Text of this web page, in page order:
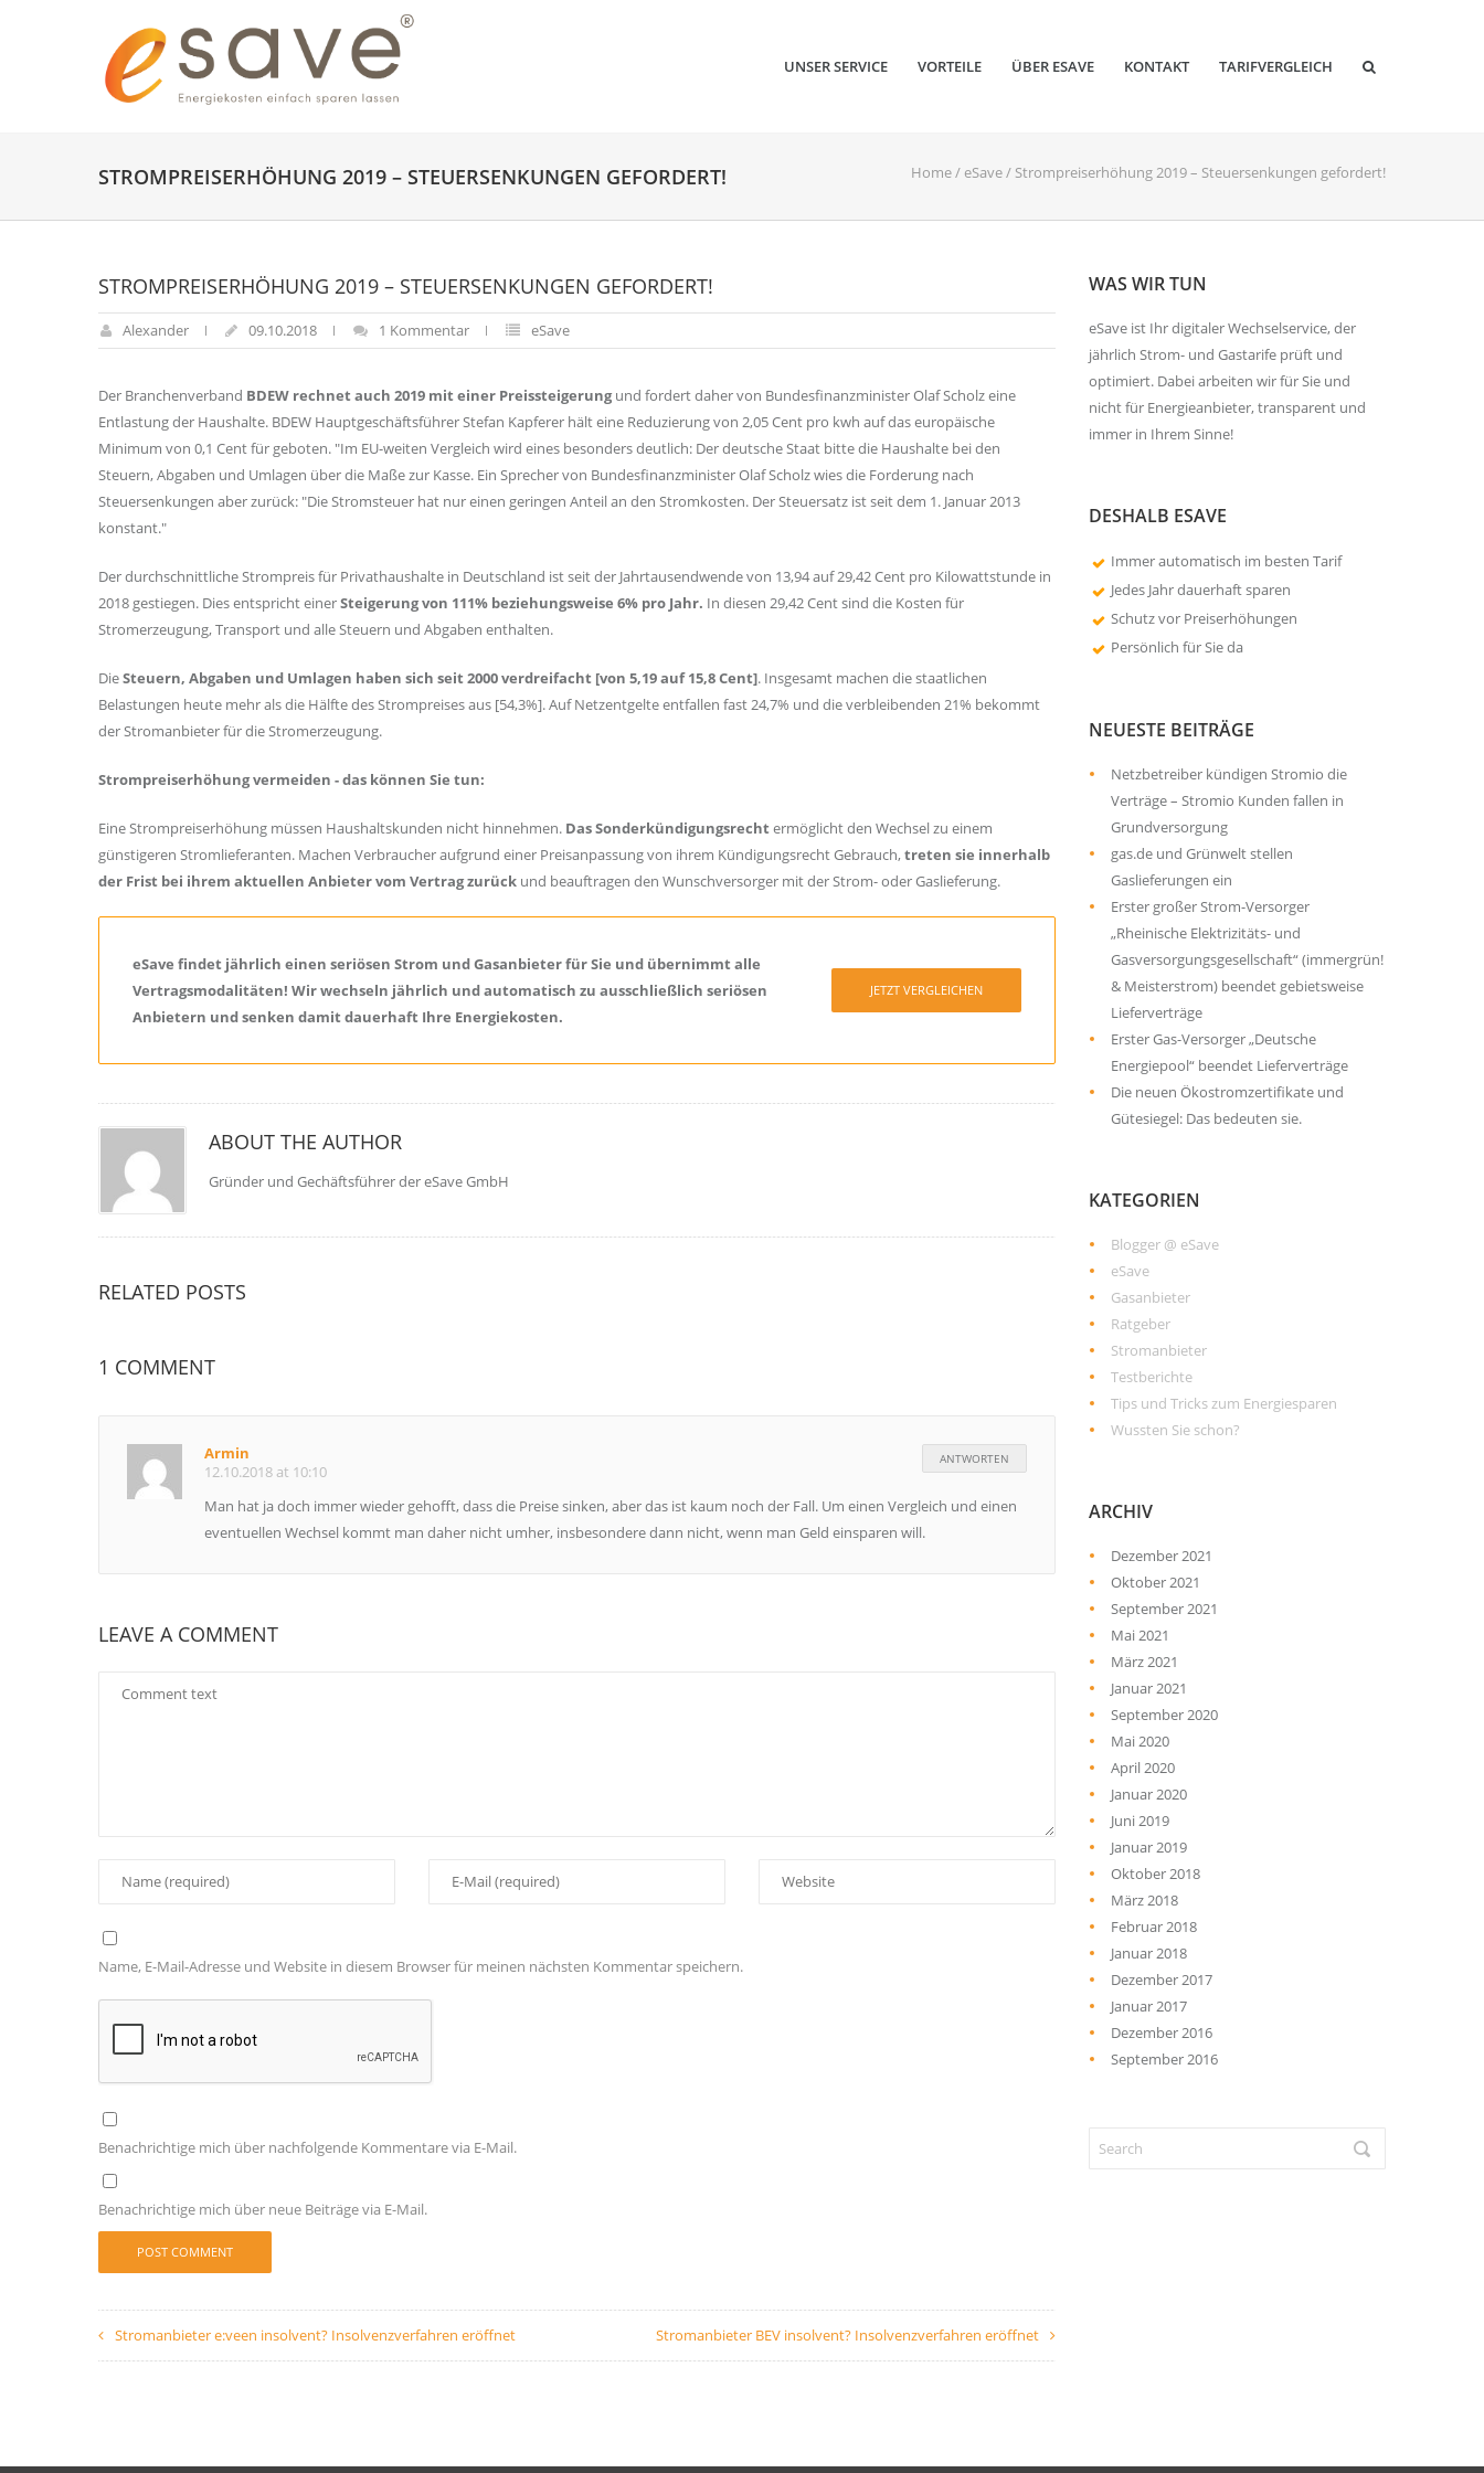
UNSER SERVICE VORTEILE ÜBER ESAVE KONTAKT TARIFVERGLEICH
STROMPREISERHÖHUNG 2019 – STEUERSENKUNGEN GEFORDERT! Home/ eSave/ Strompreiserhöhung 2019 – Steuersenkungen gefordert!
STROMPREISERHÖHUNG 2019 – STEUERSENKUNGEN GEFORDERT!
Alexander 09.10.2018 1 Kommentar eSave
Der Branchenverband BDEW rechnet auch 2019 mit einer Preissteigerungund fordert daher von Bundesfinanzminister Olaf Scholz eine
Entlastung der Haushalte. BDEW Hauptgeschäftsführer Stefan Kapferer hält eine Reduzierung von 2,05 Cent pro kwh auf das europäische
Minimum von 0,1 Cent für geboten. "Im EU-weiten Vergleich wird eines besonders deutlich: Der deutsche Staat bitte die Haushalte bei den
Steuern, Abgaben und Umlagen über die Maße zur Kasse. Ein Sprecher von Bundesfinanzminister Olaf Scholz wies die Forderung nach
Steuersenkungen aber zurück: "Die Stromsteuer hat nur einen geringen Anteil an den Stromkosten. Der Steuersatz ist seit dem 1. Januar 2013
konstant."
Der durchschnittliche Strompreis für Privathaushalte in Deutschland ist seit der Jahrtausendwende von 13,94 auf 29,42 Cent pro Kilowattstunde in
2018 gestiegen. Dies entspricht einerSteigerung von 111% beziehungsweise 6% pro Jahr. In diesen 29,42 Cent sind die Kosten für
Stromerzeugung, Transport und alle Steuern und Abgaben enthalten.
DieSteuern, Abgaben und Umlagen haben sich seit 2000 verdreifacht [von 5,19 auf 15,8 Cent]. Insgesamt machen die staatlichen
Belastungen heute mehr als die Hälfte des Strompreises aus [54,3%]. Auf Netzentgelte entfallen fast 24,7% und die verbleibenden 21% bekommt
der Stromanbieter für die Stromerzeugung.
Strompreiserhöhung vermeiden - das können Sie tun:
Eine Strompreiserhöhung müssen Haushaltskunden nicht hinnehmen. Das Sonderkündigungsrecht ermöglicht den Wechsel zu einem
günstigeren Stromlieferanten. Machen Verbraucher aufgrund einer Preisanpassung von ihrem Kündigungsrecht Gebrauch,treten sie innerhalb
der Frist bei ihrem aktuellen Anbieter vom Vertrag zurück und beauftragen den Wunschversorger mit der Strom- oder Gaslieferung.
eSave findet jährlich einen seriösen Strom und Gasanbieter für Sie und übernimmt alle
Vertragsmodalitäten! Wir wechseln jährlich und automatisch zu ausschließlich seriösen
Anbietern und senken damit dauerhaft Ihre Energiekosten.
JETZT VERGLEICHEN
ABOUT THE AUTHOR
Gründer und Gechäftsführer der eSave GmbH
RELATED POSTS
1 COMMENT
ANTWORTEN
Armin
12.10.2018 at 10:10
Man hat ja doch immer wieder gehofft, dass die Preise sinken, aber das ist kaum noch der Fall. Um einen Vergleich und einen
eventuellen Wechsel kommt man daher nicht umher, insbesondere dann nicht, wenn man Geld einsparen will.
LEAVE A COMMENT
Name, E-Mail-Adresse und Website in diesem Browser für meinen nächsten Kommentar speichern.
Benachrichtige mich über nachfolgende Kommentare via E-Mail.
Benachrichtige mich über neue Beiträge via E-Mail.
Stromanbieter e:veen insolvent? Insolvenzverfahren eröffnet Stromanbieter BEV insolvent? Insolvenzverfahren eröffnet
WAS WIR TUN
eSave ist Ihr digitaler Wechselservice, der
jährlich Strom- und Gastarife prüft und
optimiert. Dabei arbeiten wir für Sie und
nicht für Energieanbieter, transparent und
immer in Ihrem Sinne!
DESHALB ESAVE
Immer automatisch im besten Tarif
Jedes Jahr dauerhaft sparen
Schutz vor Preiserhöhungen
Persönlich für Sie da
NEUESTE BEITRÄGE
Netzbetreiber kündigen Stromio die
Verträge – Stromio Kunden fallen in
Grundversorgung
gas.de und Grünwelt stellen
Gaslieferungen ein
Erster großer Strom-Versorger
„Rheinische Elektrizitäts- und
Gasversorgungsgesellschaft“ (immergrün!
& Meisterstrom) beendet gebietsweise
Lieferverträge
Erster Gas-Versorger „Deutsche
Energiepool“ beendet Lieferverträge
Die neuen Ökostromzertifikate und
Gütesiegel: Das bedeuten sie.
KATEGORIEN
Blogger @ eSave
eSave
Gasanbieter
Ratgeber
Stromanbieter
Testberichte
Tips und Tricks zum Energiesparen
Wussten Sie schon?
ARCHIV
Dezember 2021
Oktober 2021
September 2021
Mai 2021
März 2021
Januar 2021
September 2020
Mai 2020
April 2020
Januar 2020
Juni 2019
Januar 2019
Oktober 2018
März 2018
Februar 2018
Januar 2018
Dezember 2017
Januar 2017
Dezember 2016
September 2016